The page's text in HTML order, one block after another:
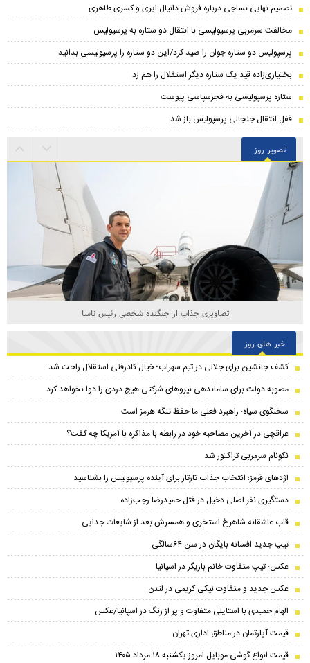
تصمیم نهایی نساجی درباره فروش دانیال ایری و کسری طاهری
مخالفت سرمربی پرسپولیسی با انتقال دو ستاره به پرسپولیس
پرسپولیس دو ستاره جوان را صید کرد/این دو ستاره را پرسپولیسی بدانید
بختیاری‌زاده قید یک ستاره دیگر استقلال را هم زد
ستاره پرسپولیسی به فجرسپاسی پیوست
قفل انتقال جنجالی پرسپولیس باز شد
تصویر روز
تصاویری جذاب از جنگنده شخصی رئیس ناسا
خبر های روز
کشف جانشین برای جلالی در تیم سهراب؛ خیال کادرفنی استقلال راحت شد
مصوبه دولت برای ساماندهی نیروهای شرکتی هیچ دردی را دوا نخواهد کرد
سخنگوی سپاه: راهبرد فعلی ما حفظ تنگه هرمز است
عراقچی در آخرین مصاحبه خود در رابطه با مذاکره با آمریکا چه گفت؟
نکونام سرمربی تراکتور شد
اژدهای قرمز؛ انتخاب جذاب تارتار برای آینده پرسپولیس را بشناسید
دستگیری نفر اصلی دخیل در قتل حمیدرضا رجب‌زاده
قاب عاشقانه شاهرخ استخری و همسرش بعد از شایعات جدایی
تیپ جدید افسانه بایگان در سن ۶۴سالگی
عکس: تیپ متفاوت خانم بازیگر در اسپانیا
عکس جدید و متفاوت نیکی کریمی در لندن
الهام حمیدی با استایلی متفاوت و پر از رنگ در اسپانیا/عکس
قیمت آپارتمان در مناطق اداری تهران
قیمت انواع گوشی موبایل امروز یکشنبه ۱۸ مرداد ۱۴۰۵